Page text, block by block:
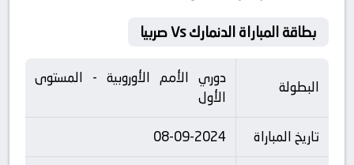
بطاقة المباراة الدنمارك Vs صربيا
البطولة
دوري الأمم الأوروبية - المستوى
الأول
تاريخ المباراة
08-09-2024